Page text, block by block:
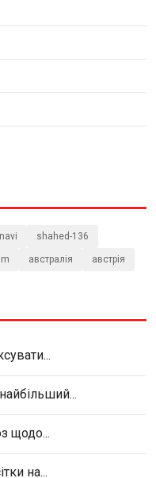
navi shahed-136
австралія австрія
щодо...
на...